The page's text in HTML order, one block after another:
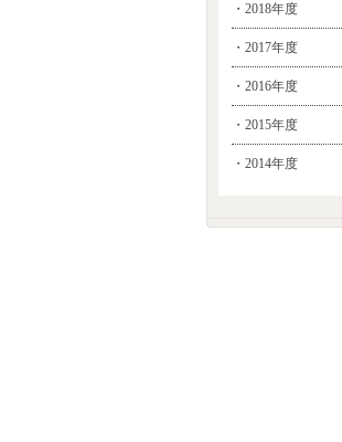
・2018年度
・2017年度
・2016年度
・2015年度
・2014年度